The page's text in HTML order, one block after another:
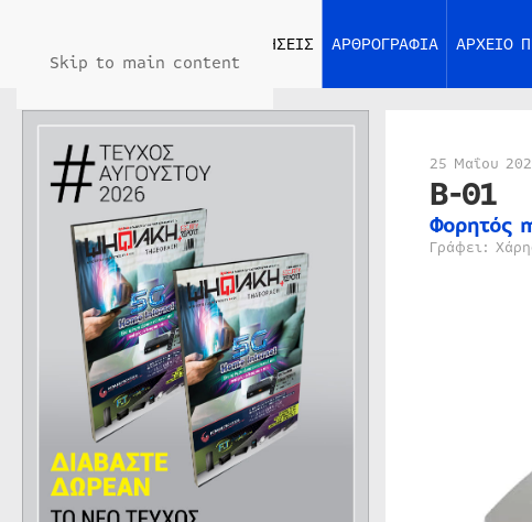
Skip to main content
ΕΙΔΗΣΕΙΣ ΑΡΘΡΟΓΡΑΦΙΑ ΑΡΧΕΙΟ
25 Μαΐου
B-01
Φορητός
Γράφει: